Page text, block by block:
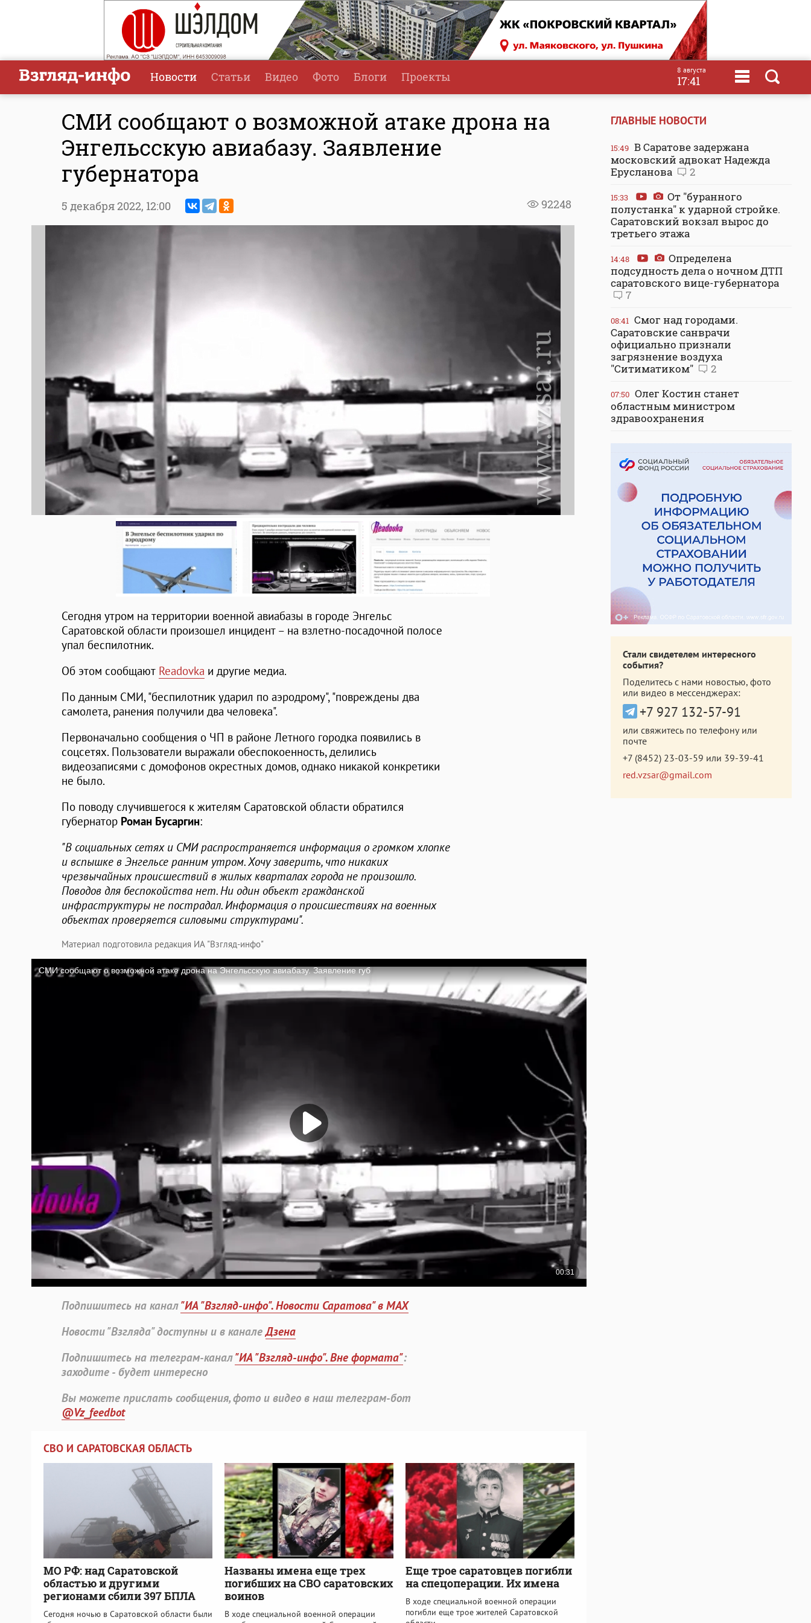
Новости Статьи Видео Фото Блоги Проекты 8 августа
17:41
СМИ сообщают о возможной атаке дрона на
Энгельсскую авиабазу. Заявление
губернатора
92248
5 декабря 2022, 12:00
Сегодня утром на территории военной авиабазы в городе Энгельс
Саратовской области произошел инцидент – на взлетно-посадочной полосе
упал беспилотник.
Об этом сообщают Readovka и другие медиа.
По данным СМИ, "беспилотник ударил по аэродрому", "повреждены два
самолета, ранения получили два человека".
Первоначально сообщения о ЧП в районе Летного городка появились в
соцсетях. Пользователи выражали обеспокоенность, делились
видеозаписями с домофонов окрестных домов, однако никакой конкретики
не было.
По поводу случившегося к жителям Саратовской области обратился
губернатор Роман Бусаргин:
"В социальных сетях и СМИ распространяется информация о громком хлопке
и вспышке в Энгельсе ранним утром. Хочу заверить, что никаких
чрезвычайных происшествий в жилых кварталах города не произошло.
Поводов для беспокойства нет. Ни один объект гражданской
инфраструктуры не пострадал. Информация о происшествиях на военных
объектах проверяется силовыми структурами".
Материал подготовила редакция ИА "Взгляд-инфо"
Подпишитесь на канал"ИА "Взгляд-инфо". Новости Саратова" в MAX
Новости "Взгляда" доступны и в каналеДзена
Подпишитесь на телеграм-канал"ИА "Взгляд-инфо". Вне формата":
заходите - будет интересно
Вы можете прислать сообщения, фото и видео в наш телеграм-бот
@Vz_feedbot
СВО И САРАТОВСКАЯ ОБЛАСТЬ
МО РФ: над Саратовской
областью и другими
регионами сбили 397 БПЛА
Сегодня ночью в Саратовской области были
Названы имена еще трех
погибших на СВО саратовских
воинов
В ходе специальной военной операции
Еще трое саратовцев погибли
на спецоперации. Их имена
В ходе специальной военной операции
погибли еще трое жителей Саратовской
ГЛАВНЫЕ НОВОСТИ
15:49 В Саратове задержана
московский адвокат Надежда
Ерусланова
2
15:33
От "буранного
полустанка" к ударной стройке.
Саратовский вокзал вырос до
третьего этажа
14:48
Определена
подсудность дела о ночном ДТП
саратовского вице-губернатора
7
08:41 Смог над городами.
Саратовские санврачи
официально признали
загрязнение воздуха
"Ситиматиком"
2
07:50 Олег Костин станет
областным министром
здравоохранения
Стали свидетелем интересного
события?
Поделитесь с нами новостью, фото
или видео в мессенджерах:
+7 927 132-57-91
или свяжитесь по телефону или
почте
+7 (8452) 23-03-59 или 39-39-41
red.vzsar@gmail.com